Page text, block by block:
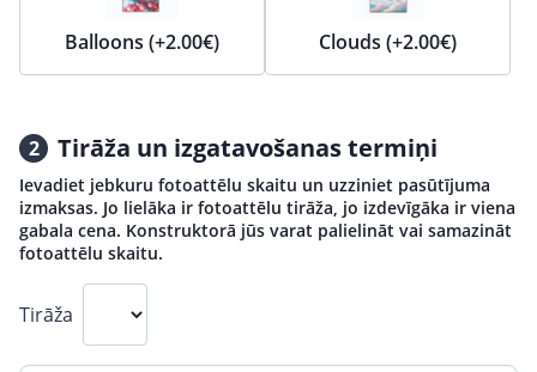
Balloons (+2.00€) Clouds (+2.00€)
2 Tirāža un izgatavošanas termiņi
Ievadiet jebkuru fotoattēlu skaitu un uzziniet pasūtījuma
izmaksas. Jo lielāka ir fotoattēlu tirāža, jo izdevīgāka ir viena
gabala cena. Konstruktorā jūs varat palielināt vai samazināt
fotoattēlu skaitu.
Tirāža